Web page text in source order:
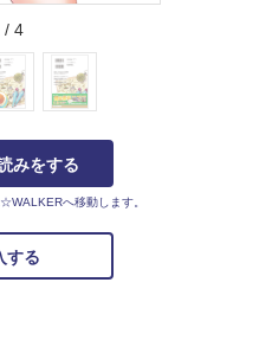
/ 4
みをする
へ移動します。
する